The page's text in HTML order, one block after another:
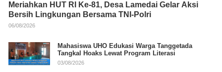
Meriahkan HUT RI Ke-81, Desa Lamedai Gelar Aksi
Bersih Lingkungan Bersama TNI-Polri
06/08/2026
Mahasiswa UHO Edukasi Warga Tanggetada
Tangkal Hoaks Lewat Program Literasi
03/08/2026